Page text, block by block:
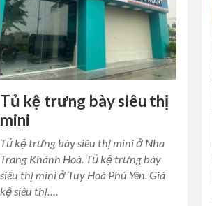
Tủ kệ trưng bày siêu thị
mini
Tủ kệ trưng bày siêu thị mini ở Nha
Trang Khánh Hoà. Tủ kệ trưng bày
siêu thị mini ở Tuy Hoà Phú Yên. Giá
kệ siêu thị….